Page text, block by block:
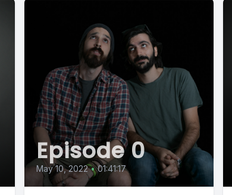
Episode 0
May 10, 2022 • 01:41:17